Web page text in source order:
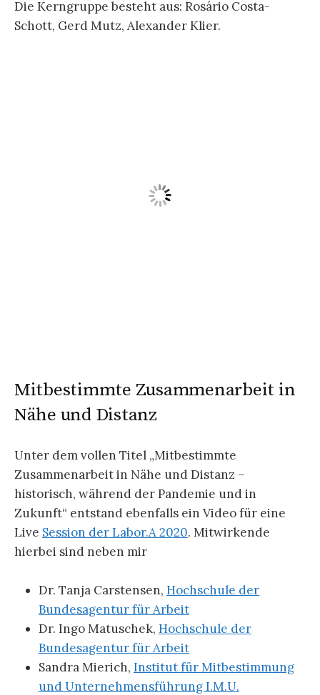
Die Kerngruppe besteht aus: Rosário Costa-
Schott, Gerd Mutz, Alexander Klier.
Mitbestimmte Zusammenarbeit in
Nähe und Distanz
Unter dem vollen Titel „Mitbestimmte
Zusammenarbeit in Nähe und Distanz –
historisch, während der Pandemie und in
Zukunft“ entstand ebenfalls ein Video für eine
Live Session der Labor.A 2020. Mitwirkende
hierbei sind neben mir
Dr. Tanja Carstensen, Hochschule der
Bundesagentur für Arbeit
Dr. Ingo Matuschek, Hochschule der
Bundesagentur für Arbeit
Sandra Mierich, Institut für Mitbestimmung
und Unternehmensführung I.M.U.